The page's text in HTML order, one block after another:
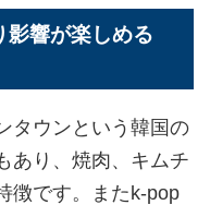
影響が楽しめる
タウンという韓国の
あり、焼肉、キムチ
徴です。またk-pop